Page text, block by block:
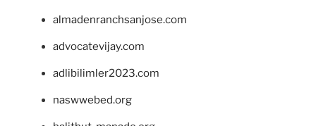
almadenranchsanjose.com
advocatevijay.com
adlibilimler2023.com
naswwebed.org